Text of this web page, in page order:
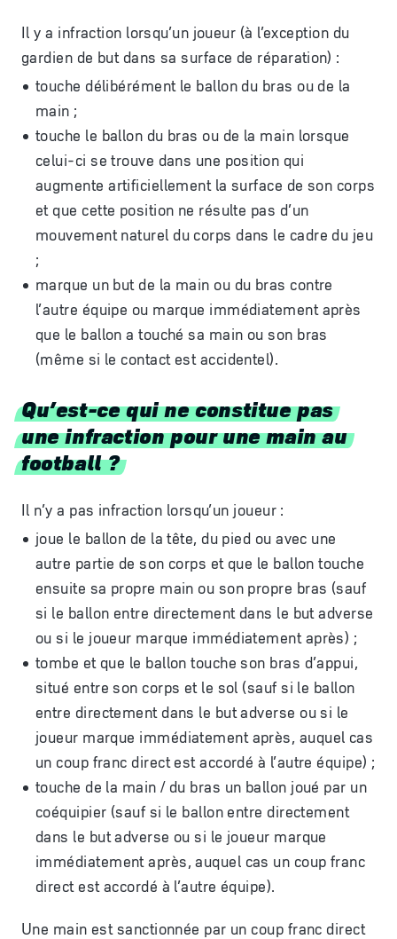
Il y a infraction lorsqu’un joueur (à l’exception du
gardien de but dans sa surface de réparation) :
touche délibérément le ballon du bras ou de la
main ;
touche le ballon du bras ou de la main lorsque
celui-ci se trouve dans une position qui
augmente artificiellement la surface de son corps
et que cette position ne résulte pas d’un
mouvement naturel du corps dans le cadre du jeu
;
marque un but de la main ou du bras contre
l’autre équipe ou marque immédiatement après
que le ballon a touché sa main ou son bras
(même si le contact est accidentel).
Qu’est-ce qui ne constitue pas
une infraction pour une main au
football ?
Il n’y a pas infraction lorsqu’un joueur :
joue le ballon de la tête, du pied ou avec une
autre partie de son corps et que le ballon touche
ensuite sa propre main ou son propre bras (sauf
si le ballon entre directement dans le but adverse
ou si le joueur marque immédiatement après) ;
tombe et que le ballon touche son bras d’appui,
situé entre son corps et le sol (sauf si le ballon
entre directement dans le but adverse ou si le
joueur marque immédiatement après, auquel cas
un coup franc direct est accordé à l’autre équipe) ;
touche de la main / du bras un ballon joué par un
coéquipier (sauf si le ballon entre directement
dans le but adverse ou si le joueur marque
immédiatement après, auquel cas un coup franc
direct est accordé à l’autre équipe).
Une main est sanctionnée par un coup franc direct